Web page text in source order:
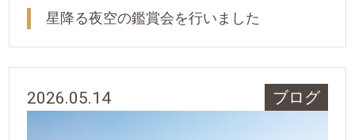
星降る夜空の鑑賞会を行いました
2026.05.14 ブログ